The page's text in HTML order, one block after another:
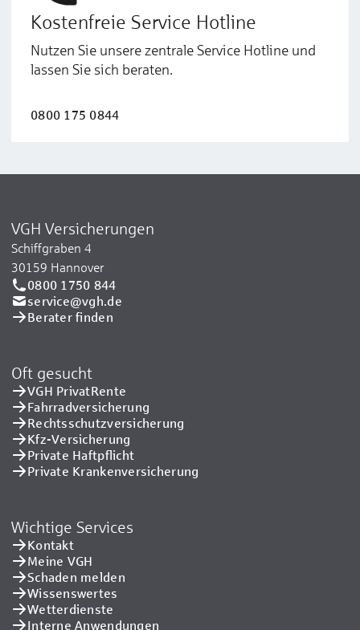
Kostenfreie Service Hotline
Nutzen Sie unsere zentrale Service Hotline und
lassen Sie sich beraten.
0800 175 0844
VGH Versicherungen
Schiffgraben 4
30159 Hannover
0800 1750 844
service@vgh.de
Berater finden
Oft gesucht
VGH PrivatRente
Fahrradversicherung
Rechtsschutzversicherung
Kfz-Versicherung
Private Haftpflicht
Private Kranken­versicherung
Wichtige Services
Kontakt
Meine VGH
Schaden melden
Wissenswertes
Wetterdienste
Interne Anwendungen